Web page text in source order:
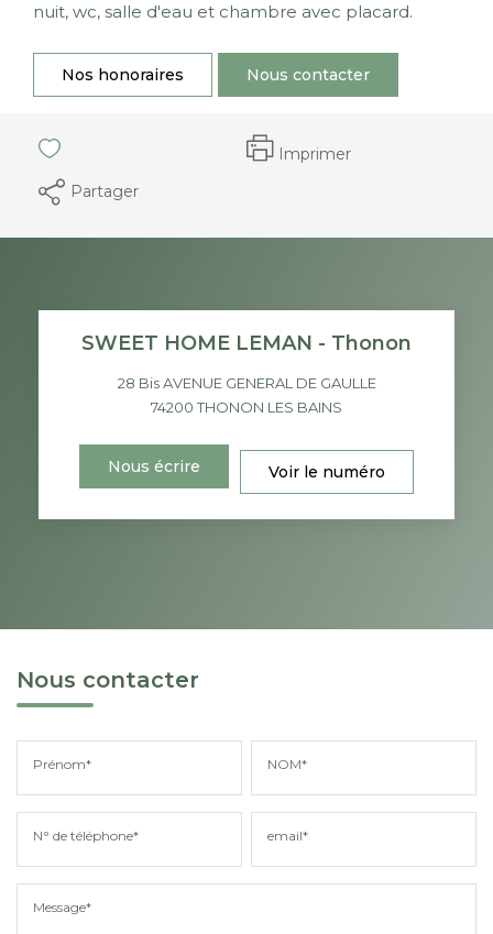
nuit, wc, salle d'eau et chambre avec placard.
Nos honoraires Nous contacter
Imprimer
Partager
SWEET HOME LEMAN - Thonon
28 Bis AVENUE GENERAL DE GAULLE
74200THONON LES BAINS
Nous écrire Voir le numéro
Nous contacter
Prénom* NOM*
N° de téléphone* email*
Message*